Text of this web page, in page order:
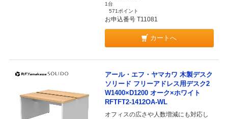
1台
571ポイント
お申込番号 T11081
カートへ
アール・エフ・ヤマカワ 木製デスク
ソリード フリーアドレス用デスク2
W1400×D1200 オーク×ホワイト
RFTFT2-1412OA-WL
オフィスの広さや人数増減にも対応し